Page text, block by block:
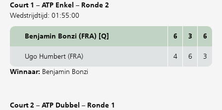
Court 1 – ATP Enkel – Ronde 2
Wedstrijdtijd: 01:55:00
Benjamin Bonzi (FRA) [Q] 6 3 6
Ugo Humbert (FRA) 4 6
3
Winnaar: Benjamin Bonzi
Court 2 – ATP Dubbel – Ronde 1